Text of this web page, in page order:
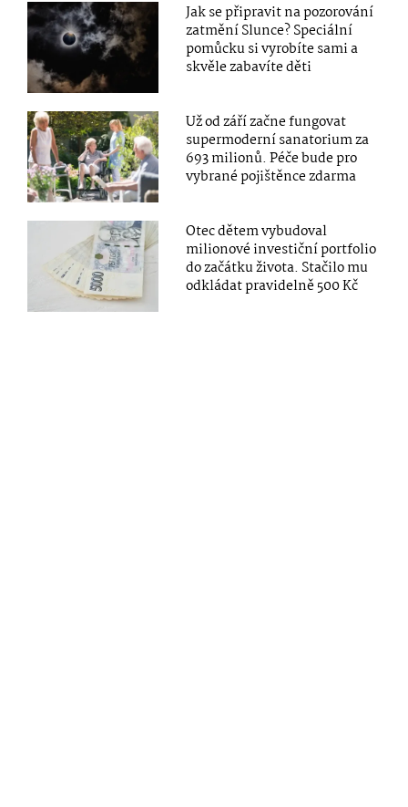
Jak se připravit na pozorování
zatmění Slunce? Speciální
pomůcku si vyrobíte sami a
skvěle zabavíte děti
Už od září začne fungovat
supermoderní sanatorium za
693 milionů. Péče bude pro
vybrané pojištěnce zdarma
Otec dětem vybudoval
milionové investiční portfolio
do začátku života. Stačilo mu
odkládat pravidelně 500 Kč